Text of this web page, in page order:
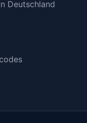
Deutschland